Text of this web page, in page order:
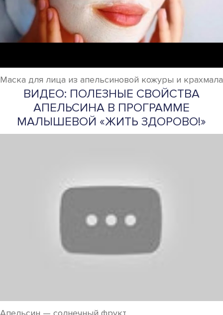
Маска для лица из апельсиновой кожуры и крахмала
ВИДЕО: ПОЛЕЗНЫЕ СВОЙСТВА
АПЕЛЬСИНА В ПРОГРАММЕ
МАЛЫШЕВОЙ «ЖИТЬ ЗДОРОВО!»